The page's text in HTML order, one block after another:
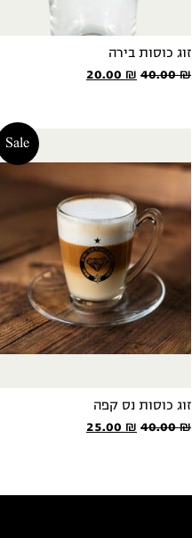
זוג כוסות בירה
40.00₪
המחיר
20.00₪
המחיר
Sale
זוג כוסות נס קפה
40.00₪
המחיר
25.00₪
המחיר